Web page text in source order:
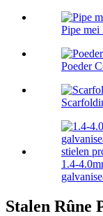
Pipe
Poeder
1.4-
Stalen Rûne